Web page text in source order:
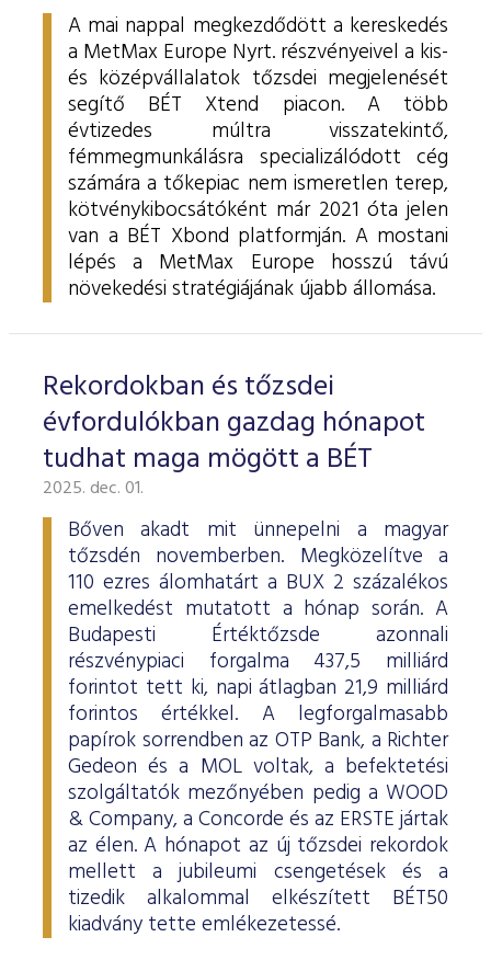
A mai nappal megkezdődött a kereskedés
a MetMax Europe Nyrt. részvényeivel a kis-
és középvállalatok tőzsdei megjelenését
segítő BÉT Xtend piacon. A több
évtizedes múltra visszatekintő,
fémmegmunkálásra specializálódott cég
számára a tőkepiac nem ismeretlen terep,
kötvénykibocsátóként már 2021 óta jelen
van a BÉT Xbond platformján. A mostani
lépés a MetMax Europe hosszú távú
növekedési stratégiájának újabb állomása.
Rekordokban és tőzsdei
évfordulókban gazdag hónapot
tudhat maga mögött a BÉT
2025. dec. 01.
Bőven akadt mit ünnepelni a magyar
tőzsdén novemberben. Megközelítve a
110 ezres álomhatárt a BUX 2 százalékos
emelkedést mutatott a hónap során. A
Budapesti Értéktőzsde azonnali
részvénypiaci forgalma 437,5 milliárd
forintot tett ki, napi átlagban 21,9 milliárd
forintos értékkel. A legforgalmasabb
papírok sorrendben az OTP Bank, a Richter
Gedeon és a MOL voltak, a befektetési
szolgáltatók mezőnyében pedig a WOOD
& Company, a Concorde és az ERSTE jártak
az élen. A hónapot az új tőzsdei rekordok
mellett a jubileumi csengetések és a
tizedik alkalommal elkészített BÉT50
kiadvány tette emlékezetessé.